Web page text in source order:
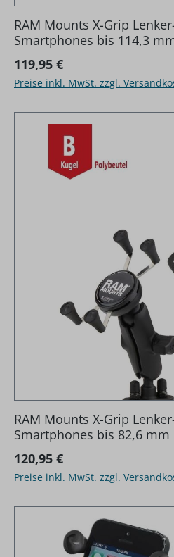
RAM Mounts X-Grip
Smartphones bis 114,3
Zoll), Schelle (RAM-B-
Verbindungsarm
Regulärer Preis:
119,95 €
Preise inkl. MwSt. zzgl.
RAM Mounts X-Grip
Smartphones bis 82,6 mm
Zoll), Schraubklemme,
Verbindungsarm
Regulärer Preis:
120,95 €
Preise inkl. MwSt. zzgl.